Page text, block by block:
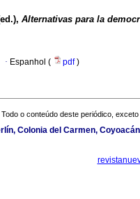
Alternativas para la
· Espanhol ( pdf)
Todo o conteúdo deste periódico,
Colonia del Carmen,